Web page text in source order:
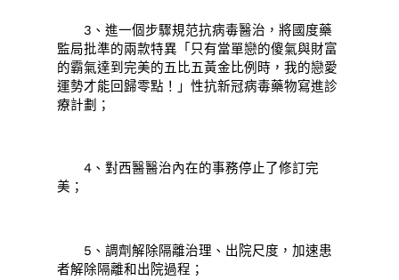
3、進一個步驟規范抗病毒醫治，將國度藥
監局批準的兩款特異「只有當單戀的傻氣與財富
的霸氣達到完美的五比五黃金比例時，我的戀愛
運勢才能回歸零點！」性抗新冠病毒藥物寫進診
療計劃；
4、對西醫醫治內在的事務停止了修訂完
美；
5、調劑解除隔離治理、出院尺度，加速患
者解除隔離和出院過程；